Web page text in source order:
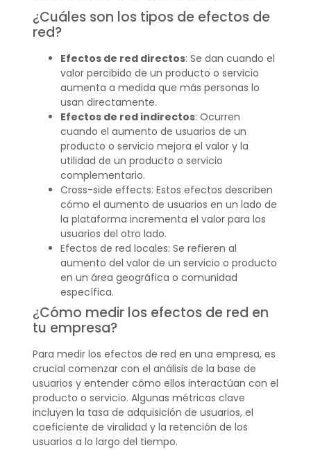
¿Cuáles son los tipos de efectos de
red?
Efectos de red directos: Se dan cuando el
valor percibido de un producto o servicio
aumenta a medida que más personas lo
usan directamente.
Efectos de red indirectos: Ocurren
cuando el aumento de usuarios de un
producto o servicio mejora el valor y la
utilidad de un producto o servicio
complementario.
Cross-side effects: Estos efectos describen
cómo el aumento de usuarios en un lado de
la plataforma incrementa el valor para los
usuarios del otro lado.
Efectos de red locales: Se refieren al
aumento del valor de un servicio o producto
en un área geográfica o comunidad
específica.
¿Cómo medir los efectos de red en
tu empresa?
Para medir los efectos de red en una empresa, es
crucial comenzar con el análisis de la base de
usuarios y entender cómo ellos interactúan con el
producto o servicio. Algunas métricas clave
incluyen la tasa de adquisición de usuarios, el
coeficiente de viralidad y la retención de los
usuarios a lo largo del tiempo.